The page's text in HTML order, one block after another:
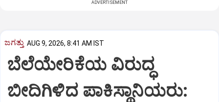
ADVERTISEMENT
ಜಗತ್ತು AUG 9, 2026, 8:41 AM IST
ಬೆಲೆಯೇರಿಕೆಯ ವಿರುದ್ಧ
ಬೀದಿಗಿಳಿದ ಪಾಕಿಸ್ಥಾನಿಯರು: